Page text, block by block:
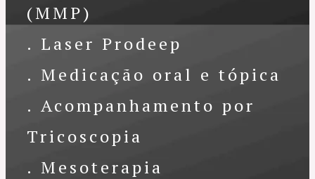
(MMP)
. Laser Prodeep
. Medicação oral e tópica
. Acompanhamento por
Tricoscopia
. Mesoterapia